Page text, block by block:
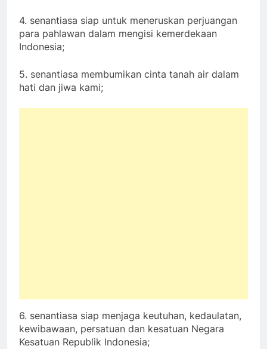
4. senantiasa siap untuk meneruskan perjuangan
para pahlawan dalam mengisi kemerdekaan
Indonesia;
5. senantiasa membumikan cinta tanah air dalam
hati dan jiwa kami;
6. senantiasa siap menjaga keutuhan, kedaulatan,
kewibawaan, persatuan dan kesatuan Negara
Kesatuan Republik Indonesia;